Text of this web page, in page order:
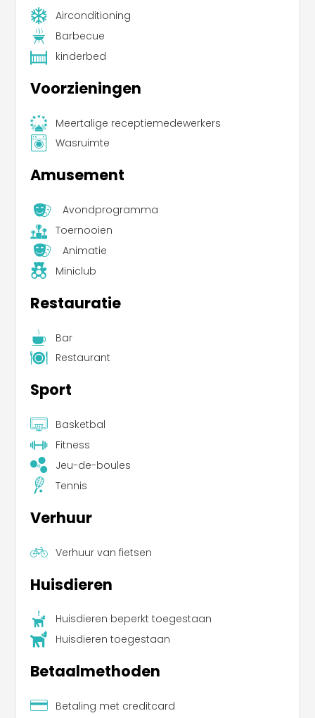
die vooral populair is bij jongere kinderen. klein.
Airconditioning
Barbecue
kinderbed
Voorzieningen
Meertalige receptiemedewerkers
Wasruimte
Amusement
Avondprogramma
Toernooien
Animatie
Miniclub
Restauratie
Bar
Restaurant
Sport
Basketbal
Fitness
Jeu-de-boules
Tennis
Verhuur
Verhuur van fietsen
Huisdieren
Huisdieren beperkt toegestaan
Huisdieren toegestaan
Betaalmethoden
Betaling met creditcard